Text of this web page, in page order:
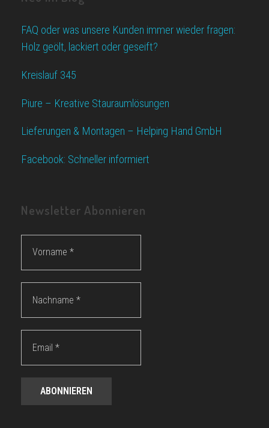
FAQ oder was unsere Kunden immer wieder fragen:
Holz geölt, lackiert oder geseift?
Kreislauf 345
Piure – Kreative Stauraumlösungen
Lieferungen & Montagen – Helping Hand GmbH
Facebook: Schneller informiert
Newsletter Abonnieren